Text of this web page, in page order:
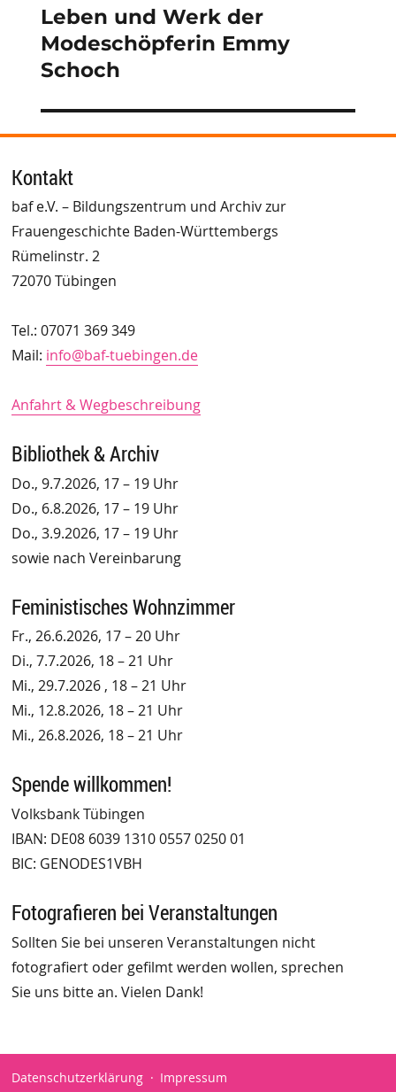
Leben und Werk der
Modeschöpferin Emmy
Schoch
Kontakt
baf e.V. – Bildungszentrum und Archiv zur
Frauengeschichte Baden-Württembergs
Rümelinstr. 2
72070 Tübingen
Tel.: 07071 369 349
Mail: info@baf-tuebingen.de
Anfahrt & Wegbeschreibung
Bibliothek & Archiv
Do., 9.7.2026, 17 – 19 Uhr
Do., 6.8.2026, 17 – 19 Uhr
Do., 3.9.2026, 17 – 19 Uhr
sowie nach Vereinbarung
Feministisches Wohnzimmer
Fr., 26.6.2026, 17 – 20 Uhr
Di., 7.7.2026, 18 – 21 Uhr
Mi., 29.7.2026 , 18 – 21 Uhr
Mi., 12.8.2026, 18 – 21 Uhr
Mi., 26.8.2026, 18 – 21 Uhr
Spende willkommen!
Volksbank Tübingen
IBAN: DE08 6039 1310 0557 0250 01
BIC: GENODES1VBH
Fotografieren bei Veranstaltungen
Sollten Sie bei unseren Veranstaltungen nicht
fotografiert oder gefilmt werden wollen, sprechen
Sie uns bitte an. Vielen Dank!
Datenschutzerklärung
Impressum